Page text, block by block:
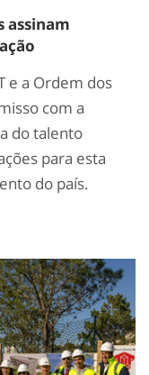
assinam
e a Ordem dos
com a
do talento
para esta
do país.